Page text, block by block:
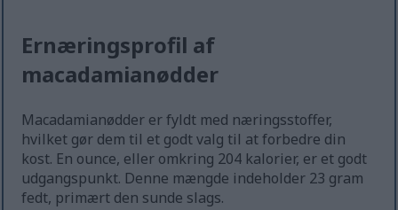
Ernæringsprofil af
macadamianødder
Macadamianødder er fyldt med næringsstoffer,
hvilket gør dem til et godt valg til at forbedre din
kost. En ounce, eller omkring 204 kalorier, er et godt
udgangspunkt. Denne mængde indeholder 23 gram
fedt, primært den sunde slags.